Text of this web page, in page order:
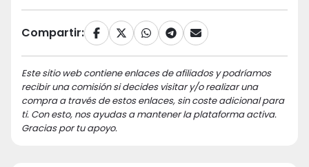
Compartir:
Este sitio web contiene enlaces de afiliados y podríamos
recibir una comisión si decides visitar y/o realizar una
compra a través de estos enlaces, sin coste adicional para
ti. Con esto, nos ayudas a mantener la plataforma activa.
Gracias por tu apoyo.